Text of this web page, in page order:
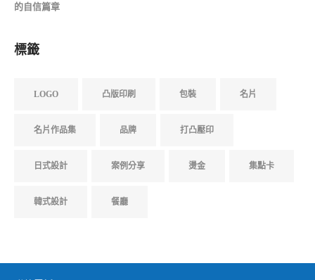
的自信篇章
標籤
LOGO 凸版印刷 包裝 名片
名片作品集 品牌 打凸壓印
日式設計 案例分享 燙金 集點卡
韓式設計 餐廳